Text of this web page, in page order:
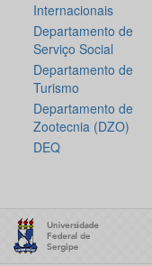
Internacionais
Departamento de
Serviço Social
Departamento de
Turismo
Departamento de
Zootecnia (DZO)
DEQ